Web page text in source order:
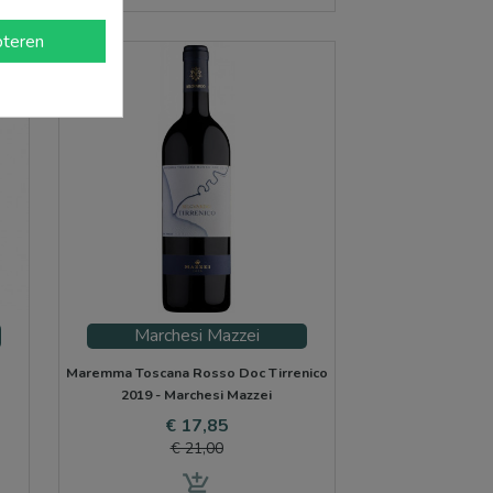
Marchesi Mazzei
Maremma Toscana Rosso Doc Tirrenico
2019 - Marchesi Mazzei
Prijs
€ 17,85Normale
€ 21,00
add_shopping_cart